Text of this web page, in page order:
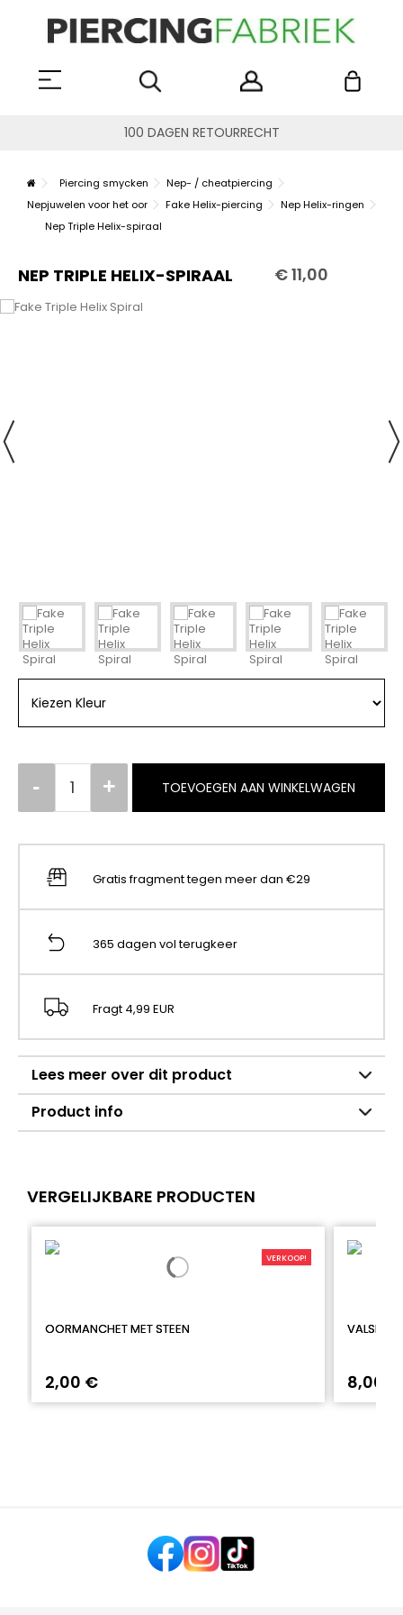
100 DAGEN RETOURRECHT
Piercing smycken
Nep- / cheatpiercing
Nepjuwelen voor het oor
Fake Helix-piercing
Nep Helix-ringen
Nep Triple Helix-spiraal
NEP TRIPLE HELIX-SPIRAAL € 11,00
TOEVOEGEN AAN WINKELWAGEN
Gratis fragment tegen meer dan €29
365 dagen vol terugkeer
Fragt 4,99 EUR
Lees meer over dit product
Product info
VERGELIJKBARE PRODUCTEN
VERKOOP!
OORMANCHET MET STEEN
2,00 €
VALSE
8,00 €